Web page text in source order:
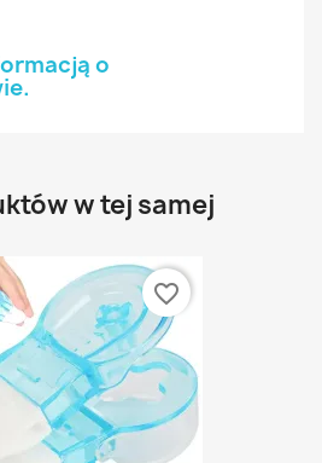
o
w tej samej
favorite_border